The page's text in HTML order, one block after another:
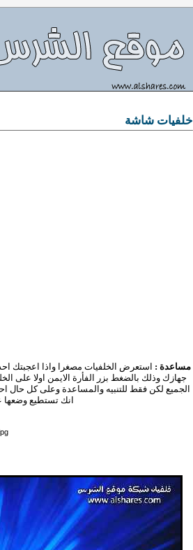
خلفيات شاشة
مساعدة : استعرض الخلفيات مصغرا واذا اعجبتك
جهازك وذلك بالضغط بزر الفأرة الايمن اولا على
الجميع لكن فقط للتنبيه والمساعدة
انك تستطيع وضعها على دقة